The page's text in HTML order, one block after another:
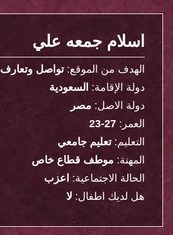
اسلام جمعه علي
الهدف من الموقع:تواصل وتعارف
دولة الإقامة: السعودية
دولة الاصل: مصر
العمر: 27-23
التعليم:تعليم جامعي
المهنة: موطف قطاع خاص
الحالة الاجتماعية: اعزب
هل لديك اطفال: لا